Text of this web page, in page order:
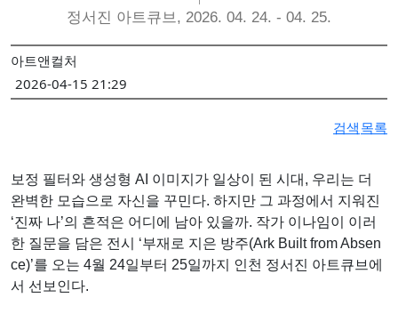
6인의 그룹전 《뉴홉》 개최
성서 개인전 《Frozenism: The Frozen Archive》 개최
우창훈 개인전 《형상과 중첩》 개최…보이지 않는 세계의 생
정서진 아트큐브, 2026. 04. 24. - 04. 25.
아트앤컬처
2026-04-15 21:29
검색 목록
보정 필터와 생성형 AI 이미지가 일상이 된 시대, 우리는 더
완벽한 모습으로 자신을 꾸민다. 하지만 그 과정에서 지워진
‘진짜 나’의 흔적은 어디에 남아 있을까. 작가 이나임이 이러
한 질문을 담은 전시 ‘부재로 지은 방주(Ark Built from Absen
ce)’를 오는 4월 24일부터 25일까지 인천 정서진 아트큐브에
서 선보인다.